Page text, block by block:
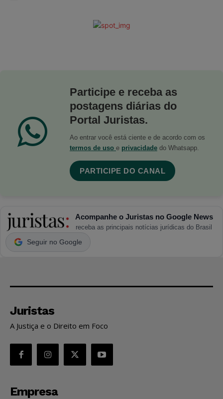
Participe e receba as
postagens diárias do
Portal Juristas.
Ao entrar você está ciente e de acordo com os
termos de uso e privacidade do Whatsapp.
PARTICIPE DO CANAL
Acompanhe o Juristas no Google News
receba as principais notícias jurídicas do Brasil
Seguir no Google
Juristas
A Justiça e o Direito em Foco
Empresa